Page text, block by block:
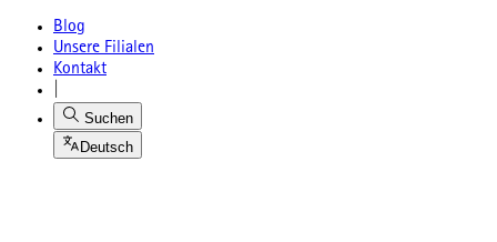
Blog
Unsere Filialen
Kontakt
Suchen
Deutsch